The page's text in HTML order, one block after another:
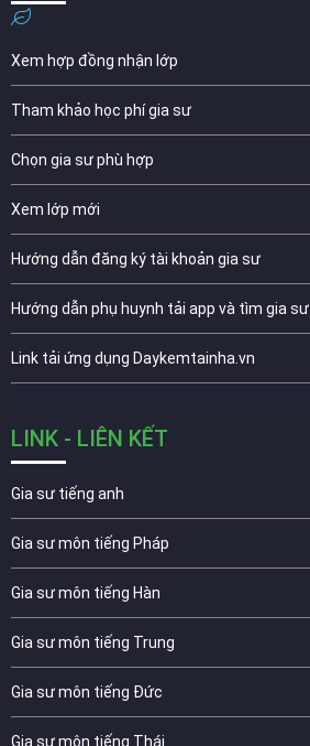
Xem hợp đồng nhận lớp
Tham khảo học phí gia sư
Chọn gia sư phù hợp
Xem lớp mới
Hướng dẫn đăng ký tài khoản gia sư
Hướng dẫn phụ huynh tải app và tìm gia sư
Link tải ứng dụng Daykemtainha.vn
LINK - LIÊN KẾT
Gia sư tiếng anh
Gia sư môn tiếng Pháp
Gia sư môn tiếng Hàn
Gia sư môn tiếng Trung
Gia sư môn tiếng Đức
Gia sư môn tiếng Thái